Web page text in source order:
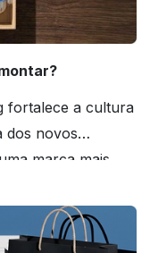
fortalece a cultura
dos novos
marca mais